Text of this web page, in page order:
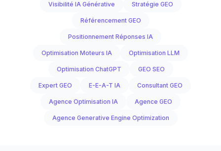
Visibilité IA Générative Stratégie GEO
Référencement GEO
Positionnement Réponses IA
Optimisation Moteurs IA Optimisation LLM
Optimisation ChatGPT GEO SEO
Expert GEO E-E-A-T IA Consultant GEO
Agence Optimisation IA Agence GEO
Agence Generative Engine Optimization